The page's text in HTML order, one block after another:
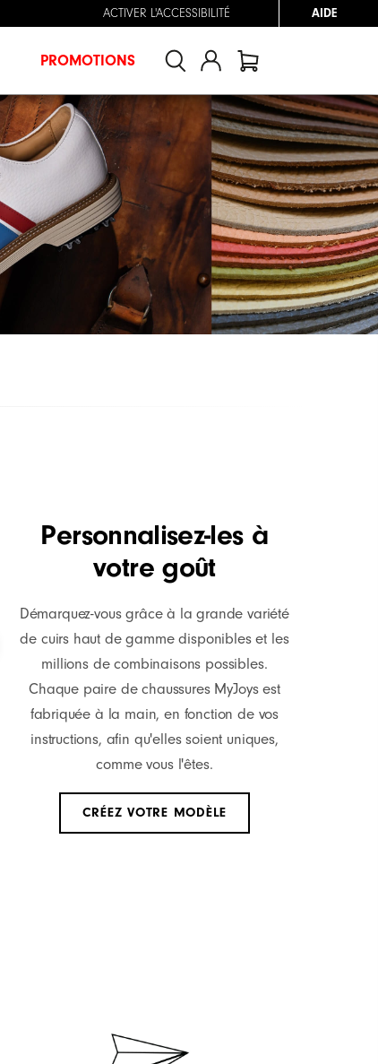
ACTIVER L'ACCESSIBILITÉ AIDE
PROMOTIONS
Chassures de Golf
Personnalisez-les à
votre goût
Démarquez-vous grâce à la grande variété
de cuirs haut de gamme disponibles et les
millions de combinaisons possibles.
Chaque paire de chaussures MyJoys est
fabriquée à la main, en fonction de vos
instructions, afin qu'elles soient uniques,
comme vous l'êtes.
CRÉEZ VOTRE MODÈLE